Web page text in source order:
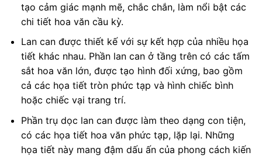
tạo cảm giác mạnh mẽ, chắc chắn, làm nổi bật các
chi tiết hoa văn cầu kỳ.
Lan can được thiết kế với sự kết hợp của nhiều họa
tiết khác nhau. Phần lan can ở tầng trên có các tấm
sắt hoa văn lớn, được tạo hình đối xứng, bao gồm
cả các họa tiết tròn phức tạp và hình chiếc bình
hoặc chiếc vại trang trí.
Phần trụ dọc lan can được làm theo dạng con tiện,
có các họa tiết hoa văn phức tạp, lặp lại. Những
họa tiết này mang đậm dấu ấn của phong cách kiến